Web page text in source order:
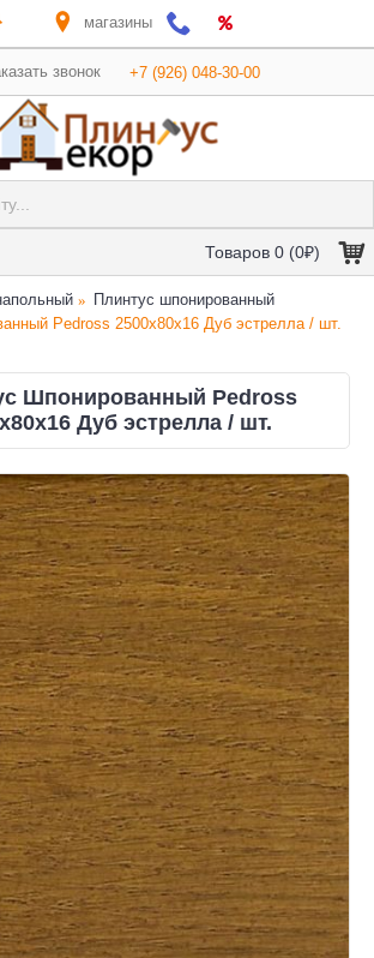
магазины
звонок +7 (926) 048-30-00
Товаров 0 (0₽)
Плинтус шпонированный
Pedross 2500х80х16 Дуб эстрелла / шт.
Шпонированный Pedross
Дуб эстрелла / шт.